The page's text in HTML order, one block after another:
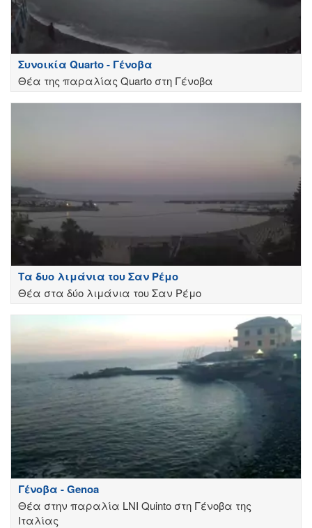
Συνοικία Quarto - Γένοβα
Θέα της παραλίας Quarto στη Γένοβα
Τα δυο λιμάνια του Σαν Ρέμο
Θέα στα δύο λιμάνια του Σαν Ρέμο
Γένοβα - Genoa
Θέα στην παραλία LNI Quinto στη Γένοβα της
Ιταλίας